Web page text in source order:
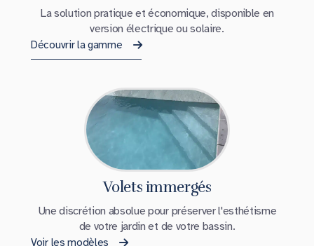
La solution pratique et économique, disponible en
version électrique ou solaire.
Découvrir la gamme
Volets immergés
Une discrétion absolue pour préserver l'esthétisme
de votre jardin et de votre bassin.
Voir les modèles